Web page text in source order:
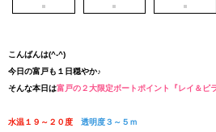
こんばんは(^-^)
今日の富戸も１日穏やか♪
そんな本日は富戸の２大限定ボートポイント『レイ＆ピ
水温１９～２０度 透明度３～５ｍ